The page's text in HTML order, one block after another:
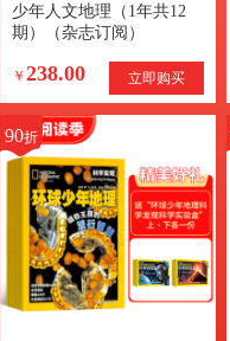
少年人文地理（1年共12
期）（杂志订阅）
￥ 238.00 立即购买
90折